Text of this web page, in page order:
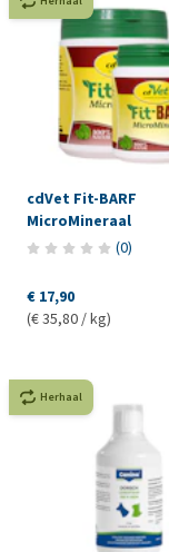
cdVet Fit-BARF
MicroMineraal
(0)
€ 17,90
(€ 35,80 / kg)
Herhaal